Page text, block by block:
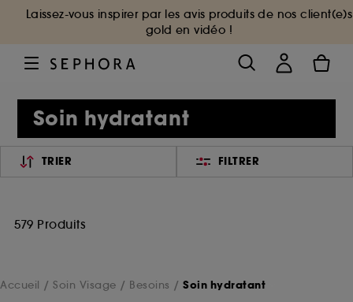
Laissez-vous inspirer par les avis produits de nos client(e)s
gold en vidéo !
Soin hydratant
TRIER FILTRER
579 Produits
Accueil Soin Visage Besoins Soin hydratant